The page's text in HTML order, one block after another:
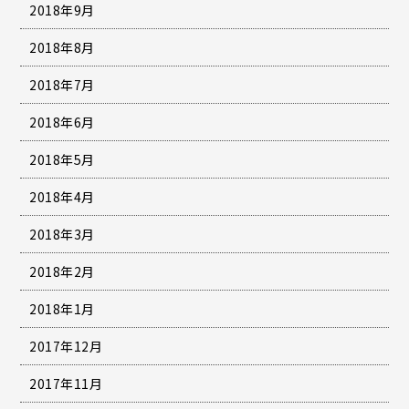
2018年9月
2018年8月
2018年7月
2018年6月
2018年5月
2018年4月
2018年3月
2018年2月
2018年1月
2017年12月
2017年11月